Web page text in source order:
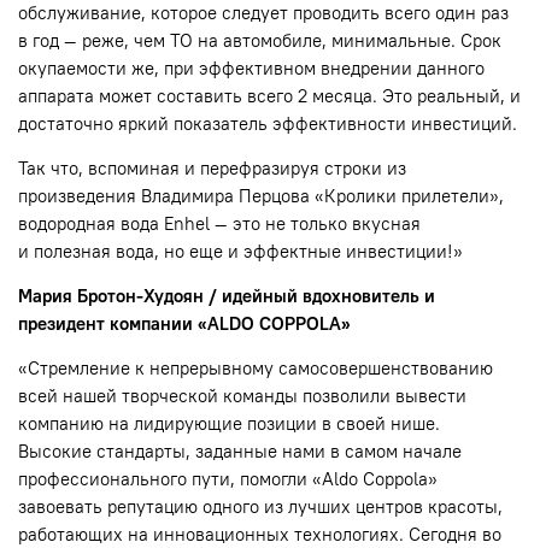
обслуживание, которое следует проводить всего один раз
в год — реже, чем ТО на автомобиле, минимальные. Срок
окупаемости же, при эффективном внедрении данного
аппарата может составить всего 2 месяца. Это реальный, и
достаточно яркий показатель эффективности инвестиций.
Так что, вспоминая и перефразируя строки из
произведения Владимира Перцова «Кролики прилетели»,
водородная вода Enhel — это не только вкусная
и полезная вода, но еще и эффектные инвестиции!»
Мария Бротон-Худоян / идейный вдохновитель и
президент компании «ALDO COPPOLA»
«Стремление к непрерывному самосовершенствованию
всей нашей творческой команды позволили вывести
компанию на лидирующие позиции в своей нише.
Высокие стандарты, заданные нами в самом начале
профессионального пути, помогли «Aldo Coppola»
завоевать репутацию одного из лучших центров красоты,
работающих на инновационных технологиях. Сегодня во